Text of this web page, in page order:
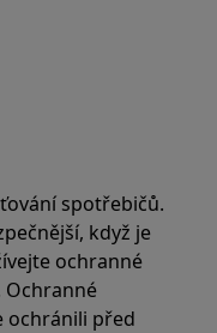
spotřebičů.
když je
ochranné
Ochranné
ochránili před